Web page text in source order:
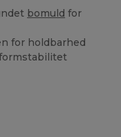
bomuld for
for holdbarhed